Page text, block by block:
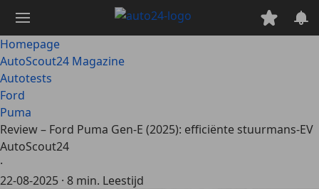
naar
hoofdinhoud
Homepage
AutoScout24 Magazine
Autotests
Ford
Puma
Review – Ford Puma Gen-E (2025): efficiënte stuurmans-EV
AutoScout24
·
22-08-2025 · 8 min. Leestijd